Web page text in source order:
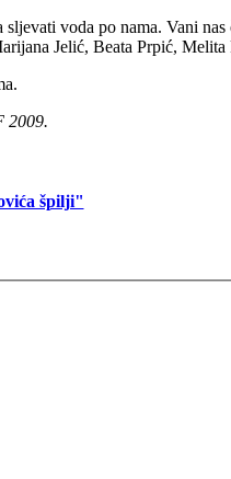
voda po nama. Vani
Jelić, Beata Prpić,
2009.
špilji"